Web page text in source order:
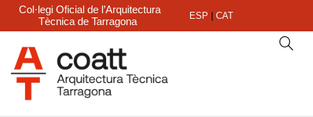
Col·legi Oficial de l’Arquitectura
Tècnica de Tarragona
ESP CAT